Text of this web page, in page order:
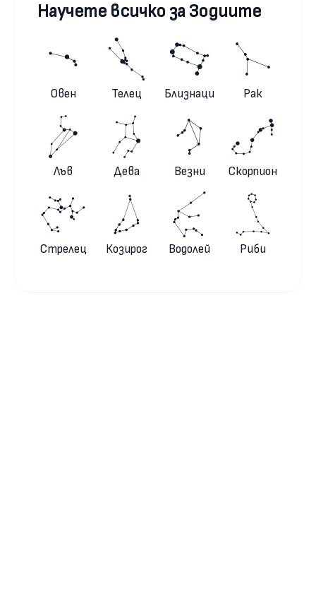
Научете всичко за Зодиите
Овен Телец Близнаци Рак
Лъв Дева Везни Скорпион
Стрелец Козирог Водолей Риби